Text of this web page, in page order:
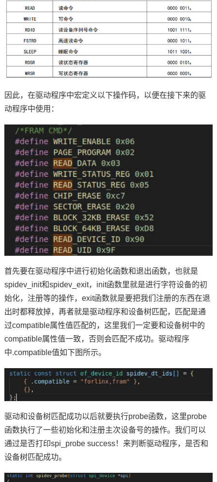
因此，在驱动程序中宏定义以下操作码，以便在接下来的驱
动程序中使用：
首先要在驱动程序中进行初始化函数和退出函数，也就是
spidev_init和spidev_exit，init函数里就是进行字符设备的初
始化，注册等的操作，exit函数就是要把我们注册的东西在退
出时都释放掉，再者就是驱动程序和设备树匹配，匹配是通
过compatible属性值匹配的，这里我们一定要和设备树中的
compatible属性值一致，否则会匹配不成功。驱动程序
中.compatible值如下图所示。
驱动和设备树匹配成功以后就要执行probe函数，这里probe
函数执行了一些初始化和注册主次设备号的操作。我们可以
通过是否打印spi_probe success！来判断驱动程序，是否和
设备树匹配成功。